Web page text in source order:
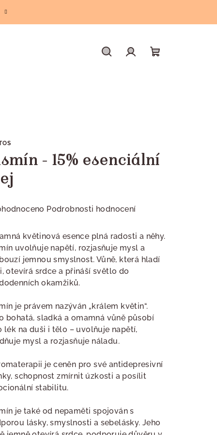
- 15% esenciální
Podrobnosti hodnocení
květinová esence plná radosti a něhy.
uvolňuje napětí, rozjasňuje mysl a
jemnou smyslnost. Vůně, která hladí
otevírá srdce a přináší světlo do
okamžiků.
je právem nazýván „králem květin“.
bohatá, sladká a omamná vůně působí
lék na duši i tělo – uvolňuje napětí,
mysl a rozjasňuje náladu.
je ceněn pro své antidepresivní
schopnost zmírnit úzkosti a posílit
stabilitu.
je také od nepaměti spojován s
lásky, smyslnosti a sebelásky. Jeho